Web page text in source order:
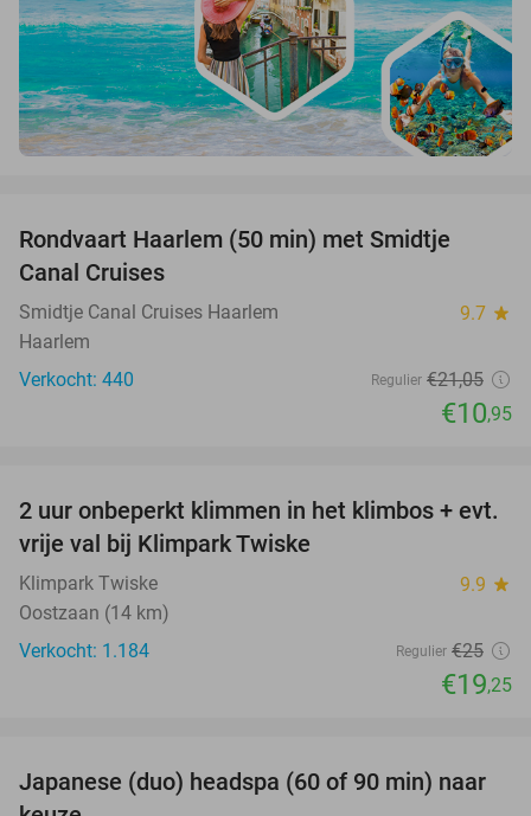
Rondvaart Haarlem (50 min) met Smidtje
Canal Cruises
Smidtje Canal Cruises Haarlem 9.7 star
Haarlem
Verkocht: 440
Regulier €21,05
€10,95
23%
2 uur onbeperkt klimmen in het klimbos + evt.
vrije val bij Klimpark Twiske
Klimpark Twiske 9.9 star
Oostzaan (14 km)
Verkocht: 1.184
Regulier €25
€19,25
39%
Japanese (duo) headspa (60 of 90 min) naar